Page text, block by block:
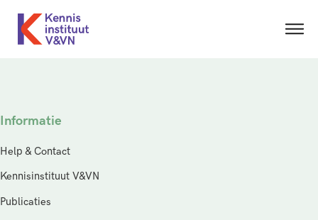
Informatie
Help & Contact
Kennisinstituut V&VN
Publicaties